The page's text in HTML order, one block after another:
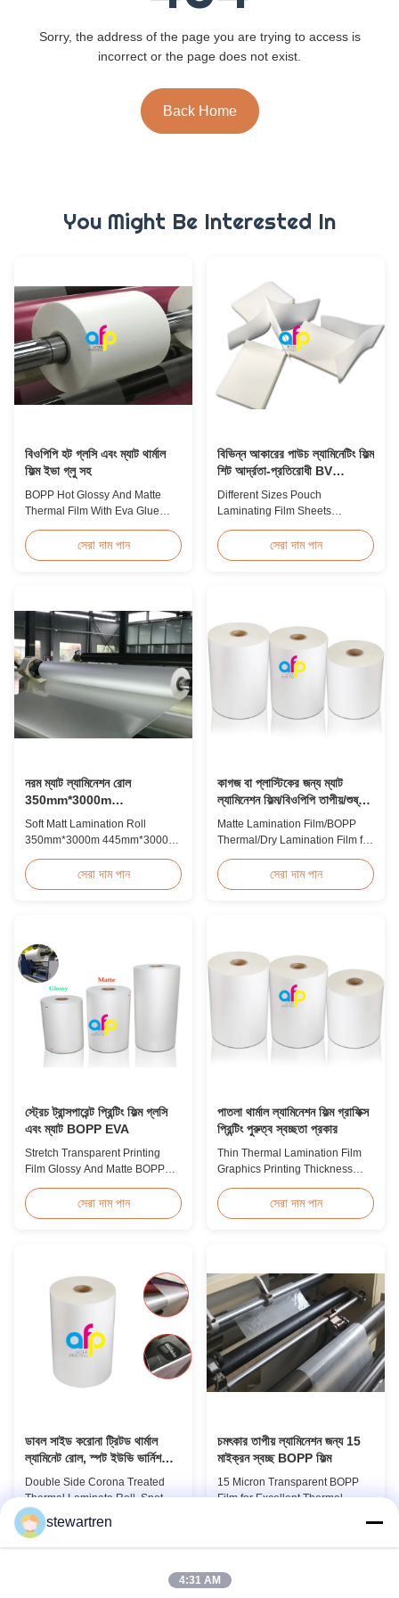
Sorry, the address of the page you are trying to access is
incorrect or the page does not exist.
Back Home
You Might Be Interested In
বিওপিপি হট গ্লসি এবং ম্যাট থার্মাল
ফিল্ম ইভা গ্লু সহ
BOPP Hot Glossy And Matte
Thermal Film With Eva Glue
pollution-free thermal film
featuring high transparency,
defects, and easy tear-off
characteristics. This product is
primarily ...
সেরা দাম পান
বিভিন্ন আকারের পাউচ ল্যামিনেটিং ফিল্ম
শিট আর্দ্রতা-প্রতিরোধী BV
সার্টিফিকেশন
Different Sizes Pouch
Laminating Film Sheets
Customized Different Sizes /
Thickness Laminating Pouches,
Customization of sizes,
thickness, or packaging is
welcomed. All laminator sheets
সেরা দাম পান
নরম ম্যাট ল্যামিনেশন রোল
350mm*3000m
445mm*3000m মাল্টিপল
এক্সট্রুশন
Soft Matt Lamination Roll
350mm*3000m 445mm*3000m
Professional Glossy Matt Film
Lamination Roll Manufacturer
rolls, we have been producing
high-quality products since
2008. We utilize 8 ...
সেরা দাম পান
কাগজ বা প্লাস্টিকের জন্য ম্যাট
ল্যামিনেশন ফিল্ম/বিওপিপি তাপীয়/শুষ্ক
ল্যামিনেশন ফিল্ম
Matte Lamination Film/BOPP
Thermal/Dry Lamination Film for
Lamination Film/BOPP
Thermal/Dry Lamination Film for
42dynes Excellent Performance
at UV Spot and Hot Stamping!
FDA PASSED What is BOPP ...
সেরা দাম পান
স্ট্রেচ ট্রান্সপারেন্ট প্রিন্টিং ফিল্ম গ্লসি
এবং ম্যাট BOPP EVA
Stretch Transparent Printing
Film Glossy And Matte BOPP
toxic, pollution-free, high
transparency and gloss, low
product is mainly used for the
composition of printing, bag
সেরা দাম পান
পাতলা থার্মাল ল্যামিনেশন ফিল্ম গ্রাফিক্স
প্রিন্টিং পুরুত্ব স্বচ্ছতা প্রকার
Thin Thermal Lamination Film
Graphics Printing Thickness
Overview Soft thin plastic film
thermal lamination film
lamination film enhances
printed materials with superior
gloss, elegant appearance...
সেরা দাম পান
ডাবল সাইড করোনা ট্রিটড থার্মাল
ল্যামিনেট রোল, স্পট ইউভি ভার্নিশ
থার্মাল ফিল্ম
Double Side Corona Treated
Thermal Laminate Roll, Spot UV
Varnish Thermal Film Product
Overview Double Sides Corona
Treated Thermal Lamination
optimal performance with Spot
চমৎকার তাপীয় ল্যামিনেশন জন্য 15
মাইক্রন স্বচ্ছ BOPP ফিল্ম
15 Micron Transparent BOPP
Film for Excellent Thermal
Lamination Film is designed to
appearance of printed materials.
stewartren
4:31 AM